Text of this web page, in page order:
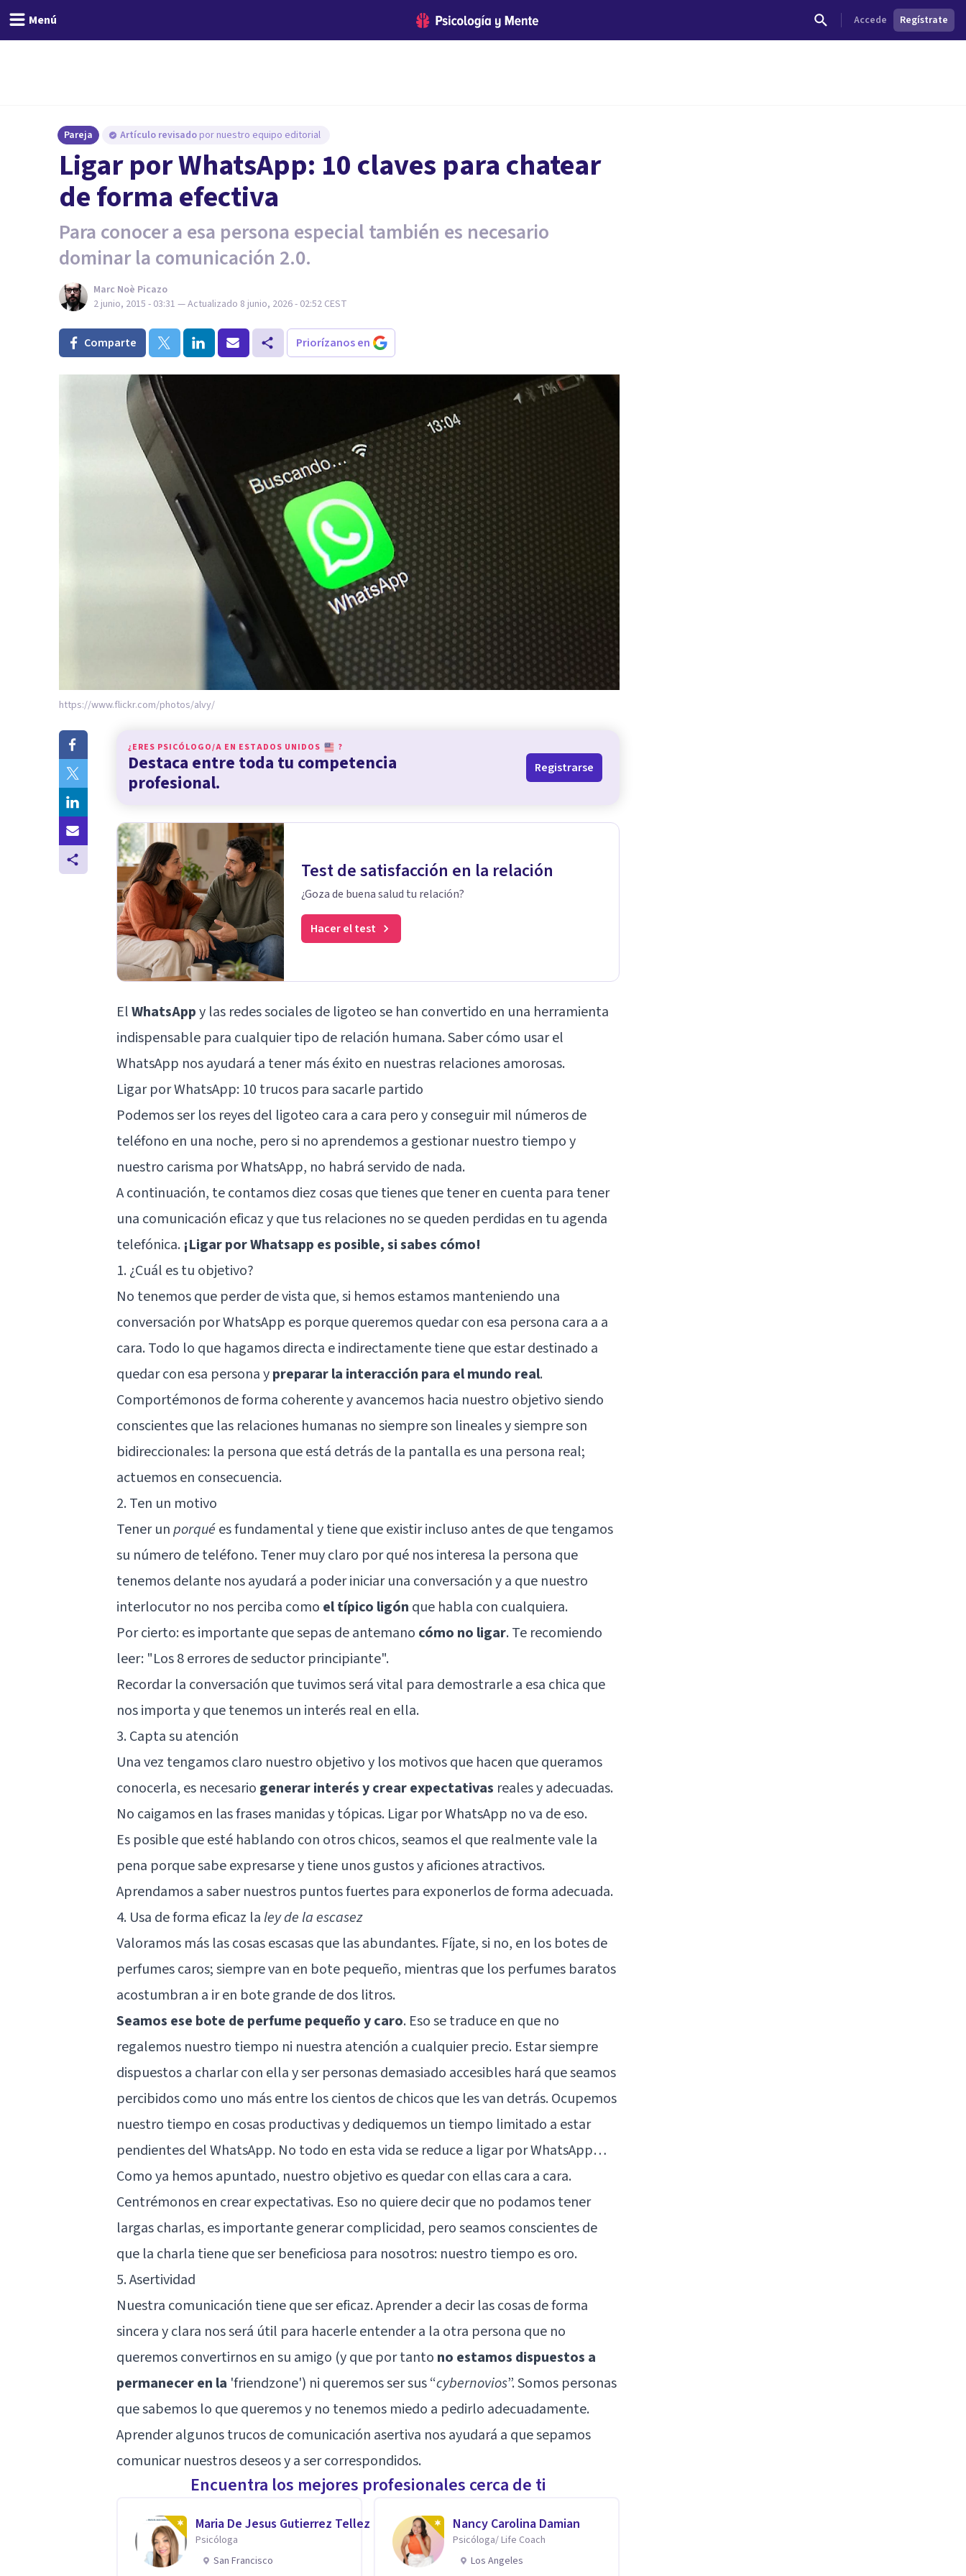
Menú Accede Regístrate
Pareja Artículo revisado por nuestro equipo editorial
Ligar por WhatsApp: 10 claves para chatear
de forma efectiva
Para conocer a esa persona especial también es necesario
dominar la comunicación 2.0.
Marc Noè Picazo
2 junio, 2015 - 03:31 — Actualizado 8 junio, 2026 - 02:52 CEST
Comparte Priorízanos en
https://www.flickr.com/photos/alvy/
¿ERES PSICÓLOGO/A EN ESTADOS UNIDOS ?
Destaca entre toda tu competencia
profesional.
Registrarse
Test de satisfacción en la relación
¿Goza de buena salud tu relación?
Hacer el test
ElWhatsAppy las redes sociales de ligoteose han convertido en una herramienta
indispensable para cualquier tipo de relación humana. Saber cómo usar el
WhatsApp nos ayudará a tener más éxito en nuestras relaciones amorosas.
Ligar por WhatsApp: 10 trucos para sacarle partido
Podemos ser los reyes del ligoteo cara a cara pero y conseguir mil números de
teléfono en una noche, pero si no aprendemos a gestionar nuestro tiempo y
nuestro carisma por WhatsApp, no habrá servido de nada.
A continuación, te contamos diez cosas que tienes que tener en cuenta para tener
una comunicación eficaz y que tus relaciones no se queden perdidas en tu agenda
telefónica. ¡Ligar por Whatsapp es posible, si sabes cómo!
1. ¿Cuál es tu objetivo?
No tenemos que perder de vista que, si hemos estamos manteniendo una
conversación por WhatsApp es porque queremos quedar con esa persona cara a a
cara. Todo lo que hagamos directa e indirectamente tiene que estar destinado a
quedar con esa persona ypreparar la interacción para el mundo real.
Comportémonos de forma coherente y avancemos hacia nuestro objetivo siendo
conscientes que las relaciones humanas no siempre son lineales y siempre son
bidireccionales: la persona que está detrás de la pantalla es una persona real;
actuemos en consecuencia.
2. Ten un motivo
Tener unporquées fundamental y tiene que existir incluso antes de que tengamos
su número de teléfono. Tener muy claro por qué nos interesa la persona que
tenemos delante nos ayudará a poder iniciar una conversación y a que nuestro
interlocutor no nos perciba como el típico ligón que habla con cualquiera.
Por cierto: es importante que sepas de antemano cómo no ligar. Te recomiendo
leer: "Los 8 errores de seductor principiante".
Recordar la conversación que tuvimos será vital para demostrarle a esa chica que
nos importa y que tenemos un interés real en ella.
3. Capta su atención
Una vez tengamos claro nuestro objetivo y los motivos que hacen que queramos
conocerla, es necesario generar interés y crear expectativas reales y adecuadas.
No caigamos en las frases manidas y tópicas. Ligar por WhatsApp no va de eso.
Es posible que esté hablando con otros chicos, seamos el que realmente vale la
pena porque sabe expresarse y tiene unos gustos y aficiones atractivos.
Aprendamos a saber nuestros puntos fuertes para exponerlos de forma adecuada.
4. Usa de forma eficaz la ley de la escasez
Valoramos más las cosas escasas que las abundantes. Fíjate, si no, en los botes de
perfumes caros; siempre van en bote pequeño, mientras que los perfumes baratos
acostumbran a ir en bote grande de dos litros.
Seamos ese bote de perfume pequeño y caro. Eso se traduce en que no
regalemos nuestro tiempo ni nuestra atención a cualquier precio. Estar siempre
dispuestos a charlar con ella y ser personas demasiado accesibles hará que seamos
percibidos como uno más entre los cientos de chicos que les van detrás. Ocupemos
nuestro tiempo en cosas productivas y dediquemos un tiempo limitado a estar
pendientes del WhatsApp. No todo en esta vida se reduce a ligar por WhatsApp…
Como ya hemos apuntado, nuestro objetivo es quedar con ellas cara a cara.
Centrémonos en crear expectativas. Eso no quiere decir que no podamos tener
largas charlas, es importante generar complicidad, pero seamos conscientes de
que la charla tiene que ser beneficiosa para nosotros: nuestro tiempo es oro.
5. Asertividad
Nuestra comunicación tiene que ser eficaz. Aprender a decir las cosas de forma
sincera y clara nos será útil para hacerle entender a la otra persona que no
queremos convertirnos en su amigo (y que por tanto no estamos dispuestos a
permanecer en la 'friendzone') ni queremos ser sus “cybernovios”. Somos personas
que sabemos lo que queremos y no tenemos miedo a pedirlo adecuadamente.
Aprender algunostrucos de comunicación asertiva nos ayudará a que sepamos
comunicar nuestros deseos y a ser correspondidos.
Encuentra los mejores profesionales cerca de ti
Maria De Jesus Gutierrez Tellez
Psicóloga
San Francisco
Nancy Carolina Damian
Psicóloga/ Life Coach
Los Angeles